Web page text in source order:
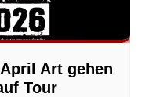
Art gehen
Tour